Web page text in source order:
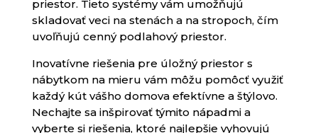
priestor. Tieto systémy vám umožňujú
skladovať veci na stenách a na stropoch, čím
uvoľňujú cenný podlahový priestor.
Inovatívne riešenia pre úložný priestor s
nábytkom na mieru vám môžu pomôcť využiť
každý kút vášho domova efektívne a štýlovo.
Nechajte sa inšpirovať týmito nápadmi a
vyberte si riešenia, ktoré najlepšie vyhovujú